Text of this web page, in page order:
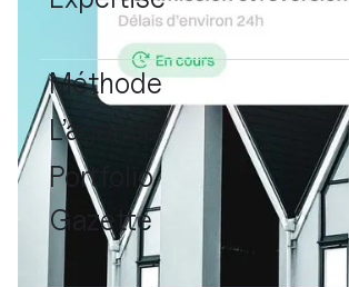
Méthode
L’agence
Portfolio
Gazette